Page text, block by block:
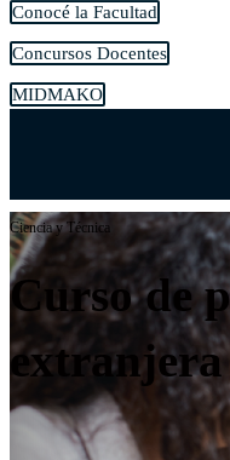
Conocé la Facultad
Concursos Docentes
MIDMAKO
Ciencia y Técnica
Curso de